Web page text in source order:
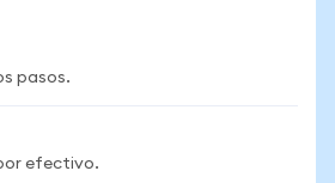
pasos.
efectivo.